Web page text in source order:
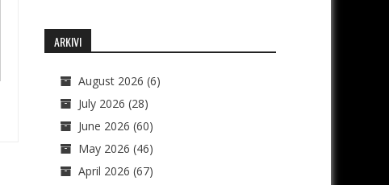
ARKIVI
August 2026 (6)
July 2026 (28)
June 2026 (60)
May 2026 (46)
April 2026 (67)